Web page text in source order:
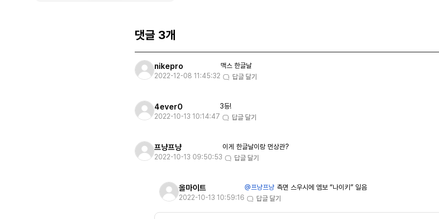
댓글 3개
nikepro
2022-12-08 11:45:32
맥스 한글날
답글 달기
4ever0
2022-10-13 10:14:47
3등!
답글 달기
프냥프냥
2022-10-13 09:50:53
이게 한글날이랑 먼상관?
답글 달기
올마이트
2022-10-13 10:59:16
@프냥프냥 측면 스우시에 엠보 “나이키” 일음
답글 달기